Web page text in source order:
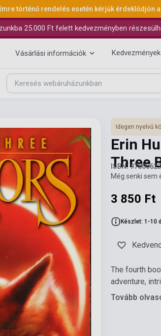
történő rendelés esetén kérjük érdeklődjön
25.000 Ft felett kedvezményben
Vásárlási információk Kedvezmények
Idegen nyelvű
Erin
Three
ISBN:
Még senki sem
3 850 Ft
Készlet: 1-10
The fourth
adventure,
Tovább